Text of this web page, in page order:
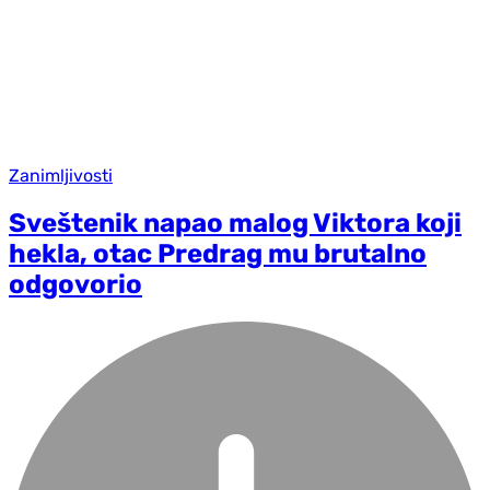
Zanimljivosti
Sveštenik napao malog Viktora koji
hekla, otac Predrag mu brutalno
odgovorio